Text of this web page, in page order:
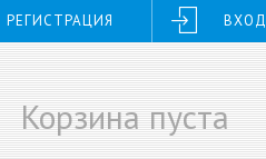
РЕГИСТРАЦИЯ ВХОД
Корзина пуста